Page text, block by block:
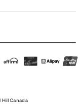
Hill Canada